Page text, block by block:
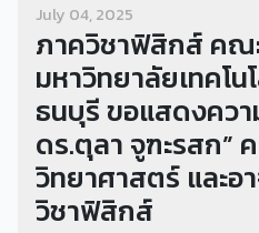
July 04, 2025
ภาควิชาฟิสิกส์ คณ
มหาวิทยาลัยเทคโน
ธนบุรี ขอแสดงคว
ดร.ตุลา จูฑะรสก
วิทยาศาสตร์ และอ
วิชาฟิสิกส์